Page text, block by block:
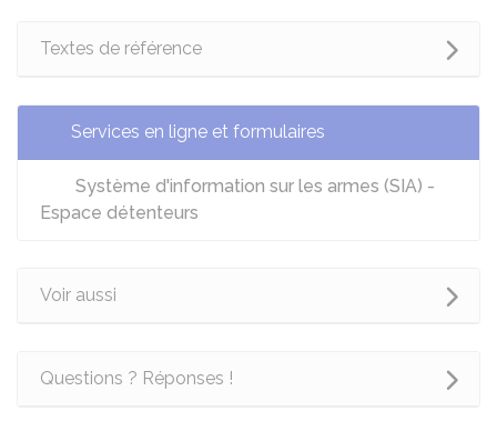
Textes de référence
Services en ligne et formulaires
Système d'information sur les armes (SIA) -
Espace détenteurs
Voir aussi
Questions ? Réponses !